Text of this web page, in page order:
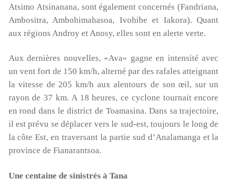
Atsimo Atsinanana, sont également concernés (Fandriana,
Ambositra, Ambohimahasoa, Ivohibe et Iakora). Quant
aux régions Androy et Anosy, elles sont en alerte verte.
Aux dernières nouvelles, «Ava» gagne en intensité avec
un vent fort de 150 km/h, alterné par des rafales atteignant
la vitesse de 205 km/h aux alentours de son œil, sur un
rayon de 37 km. A 18 heures, ce cyclone tournait encore
en rond dans le district de Toamasina. Dans sa trajectoire,
il est prévu se déplacer vers le sud-est, toujours le long de
la côte Est, en traversant la partie sud d’Analamanga et la
province de Fianarantsoa.
Une centaine de sinistrés à Tana